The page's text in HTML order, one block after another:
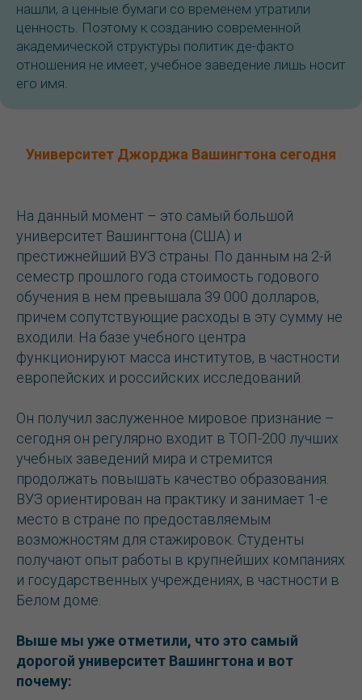
нашли, а ценные бумаги со временем утратили
ценность. Поэтому к созданию современной
академической структуры политик де-факто
отношения не имеет, учебное заведение лишь носит
его имя.
Университет Джорджа Вашингтона сегодня
На данный момент – это самый большой
университет Вашингтона (США) и
престижнейший ВУЗ страны. По данным на 2-й
семестр прошлого года стоимость годового
обучения в нем превышала 39 000 долларов,
причем сопутствующие расходы в эту сумму не
входили. На базе учебного центра
функционируют масса институтов, в частности
европейских и российских исследований.
Он получил заслуженное мировое признание –
сегодня он регулярно входит в ТОП-200 лучших
учебных заведений мира и стремится
продолжать повышать качество образования.
ВУЗ ориентирован на практику и занимает 1-е
место в стране по предоставляемым
возможностям для стажировок. Студенты
получают опыт работы в крупнейших компаниях
и государственных учреждениях, в частности в
Белом доме.
Выше мы уже отметили, что это самый
дорогой университет Вашингтона и вот
почему: